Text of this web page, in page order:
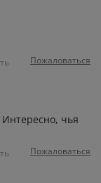
Пожаловаться
чья
Пожаловаться